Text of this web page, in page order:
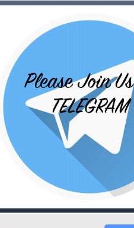
器时间戳误差导致的通信
Tokenswap测试、无网直
Transfer负载更新等。